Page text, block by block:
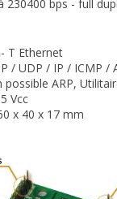
230400 bps - full
T Ethernet
/ UDP / IP / ICMP /
possible ARP,
Vcc
x 40 x 17 mm